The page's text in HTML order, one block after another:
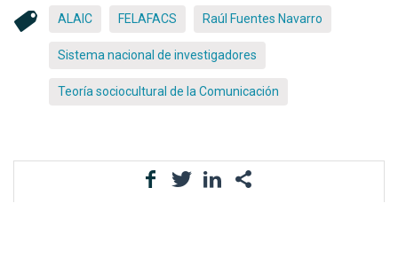
ALAIC FELAFACS Raúl Fuentes Navarro
Sistema nacional de investigadores
Teoría sociocultural de la Comunicación